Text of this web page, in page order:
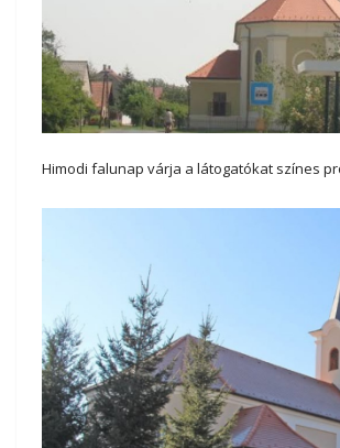
Himodi falunap várja a látogatókat színes